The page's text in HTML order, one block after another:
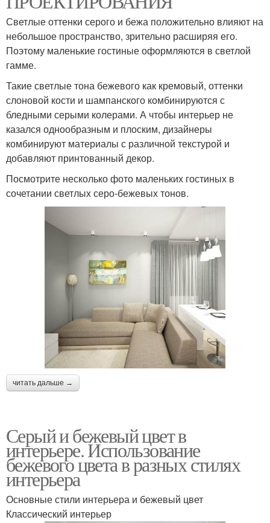
Светлые оттенки серого и бежа положительно влияют на
небольшое пространство, зрительно расширяя его.
Поэтому маленькие гостиные оформляются в светлой
гамме.
Такие светлые тона бежевого как кремовый, оттенки
слоновой кости и шампанского комбинируются с
бледными серыми колерами. А чтобы интерьер не
казался однообразным и плоским, дизайнеры
комбинируют материалы с различной текстурой и
добавляют принтованный декор.
Посмотрите несколько фото маленьких гостиных в
сочетании светлых серо-бежевых тонов.
читать дальше →
Серый и бежевый цвет в
интерьере. Использование
бежевого цвета в разных стилях
интерьера
Основные стили интерьера и бежевый цвет
Классический интерьер